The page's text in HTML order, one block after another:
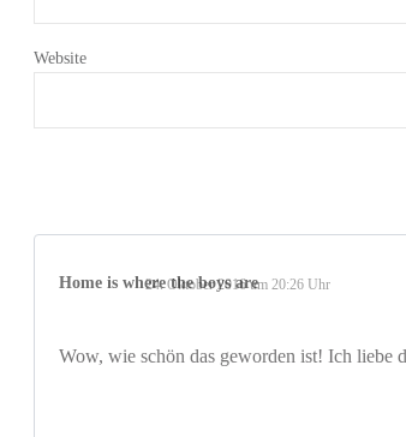
Website
Home is where the boys are
24. Oktober 2016 um 20:26 Uhr
Wow, wie schön das geworden ist! Ich liebe